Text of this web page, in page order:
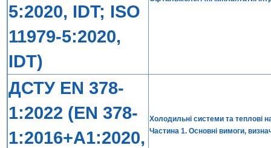
5:2020, IDT; ISO
11979-5:2020,
IDT)
ДСТУ EN 378-
1:2022 (EN 378-
1:2016+A1:2020,
Холодильні системи та теплові
Частина 1. Основні вимоги,